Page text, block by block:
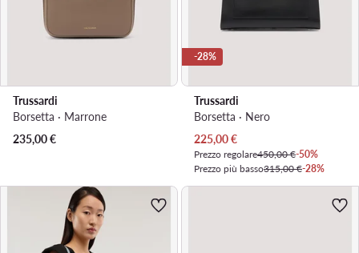
Trussardi
Borsetta · Marrone
235,00€
-28%
Trussardi
Borsetta · Nero
Prezzo attuale
225,00€
Prezzo regolare450,00 €-50%
Prezzo più basso315,00 €-28%